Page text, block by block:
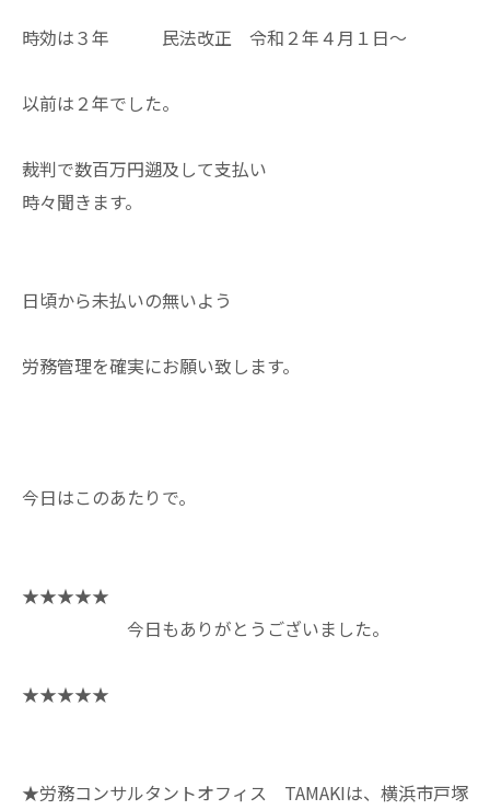
時効は３年 民法改正 令和２年４月１日～
以前は２年でした。
裁判で数百万円遡及して支払い
時々聞きます。
日頃から未払いの無いよう
労務管理を確実にお願い致します。
今日はこのあたりで。
★★★★★
今日もありがとうございました。
★★★★★
★労務コンサルタントオフィス TAMAKIは、横浜市戸塚